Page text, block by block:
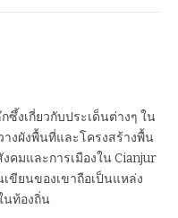
ซึ้งเกี่ยวกับประเด็นต่างๆ ใน
งผังพื้นที่และโครงสร้างพื้น
คมและการเมืองใน Cianjur
ขียนของเขาถือเป็นแหล่ง
นท้องถิ่น